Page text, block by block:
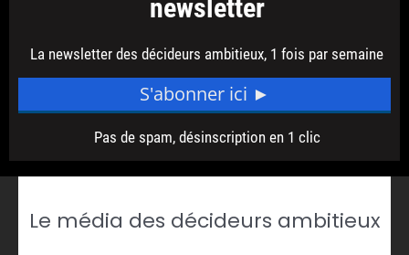
Le média des décideurs ambitieux